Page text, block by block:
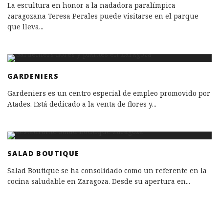
La escultura en honor a la nadadora paralímpica
zaragozana Teresa Perales puede visitarse en el parque
que lleva...
GARDENIERS
Gardeniers es un centro especial de empleo promovido por
Atades. Está dedicado a la venta de flores y...
SALAD BOUTIQUE
Salad Boutique se ha consolidado como un referente en la
cocina saludable en Zaragoza. Desde su apertura en...